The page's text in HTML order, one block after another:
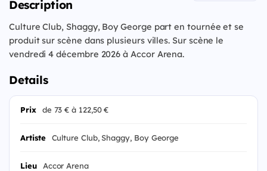
Description
Culture Club, Shaggy, Boy George part en tournée et se
produit sur scène dans plusieurs villes. Sur scène le
vendredi 4 décembre 2026 à Accor Arena.
Details
Prix de 73 € à 122,50 €
Artiste Culture Club, Shaggy, Boy George
Lieu Accor Arena